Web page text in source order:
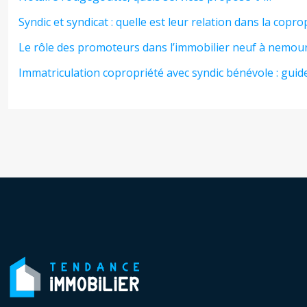
Syndic et syndicat : quelle est leur relation dans la
Le rôle des promoteurs dans l’immobilier neuf à
Immatriculation copropriété avec syndic bénévole :